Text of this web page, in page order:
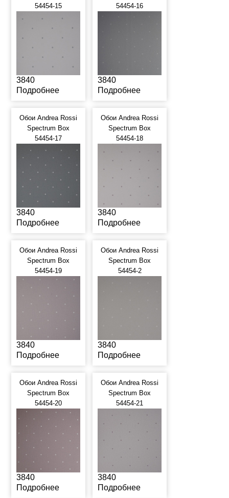
54454-15
3840
Подробнее
54454-16
3840
Подробнее
Обои Andrea Rossi
Spectrum Box
54454-17
3840
Подробнее
Обои Andrea Rossi
Spectrum Box
54454-18
3840
Подробнее
Обои Andrea Rossi
Spectrum Box
54454-19
3840
Подробнее
Обои Andrea Rossi
Spectrum Box
54454-2
3840
Подробнее
Обои Andrea Rossi
Spectrum Box
54454-20
3840
Подробнее
Обои Andrea Rossi
Spectrum Box
54454-21
3840
Подробнее